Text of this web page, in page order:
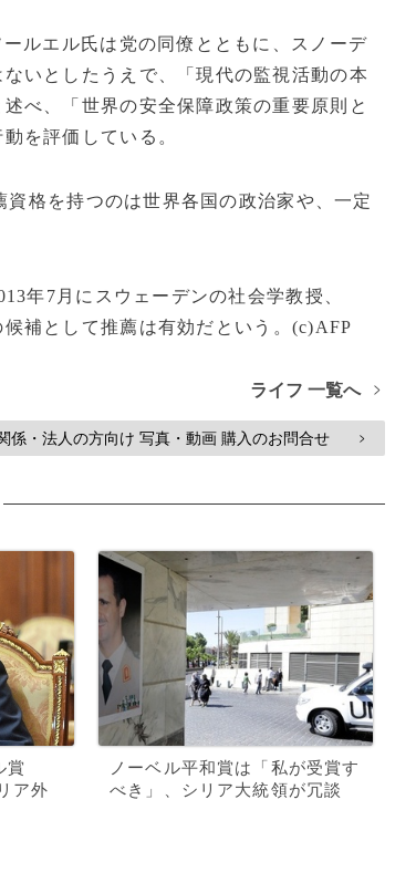
ルエル氏は党の同僚とともに、スノーデ
いとしたうえで、「現代の監視活動の本
べ、「世界の安全保障政策の重要原則と
を評価している。
格を持つのは世界各国の政治家や、一定
年7月にスウェーデンの社会学教授、
補として推薦は有効だという。(c)AFP
ライフ 一覧へ >
係・法人の方向け 写真・動画 購入のお問合せ >
賞
ア外
ノーベル平和賞は「私が受賞す
べき」、シリア大統領が冗談